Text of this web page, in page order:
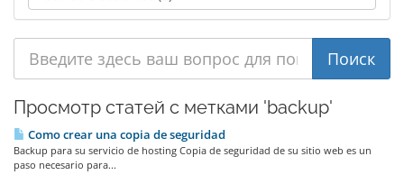
Просмотр статей с метками 'backup'
Como crear una copia de seguridad
Backup para su servicio de hosting Copia de seguridad de su sitio web es un
paso necesario para...